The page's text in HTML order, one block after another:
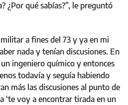
¿Por qué sabías?”, le preguntó
a fines del 73 y ya en mi
nada y tenían discusiones. En
ingeniero químico y entonces
todavía y seguía habiendo
más las discusiones al punto de
‘te voy a encontrar tirada en un